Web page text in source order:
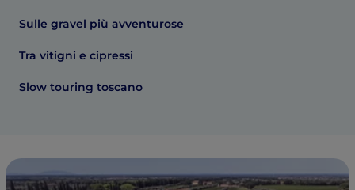
Sulle gravel più avventurose
Tra vitigni e cipressi
Slow touring toscano